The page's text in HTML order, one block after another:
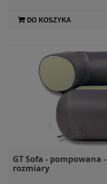
DO KOSZYKA
GT Sofa - pompowana
rozmiary